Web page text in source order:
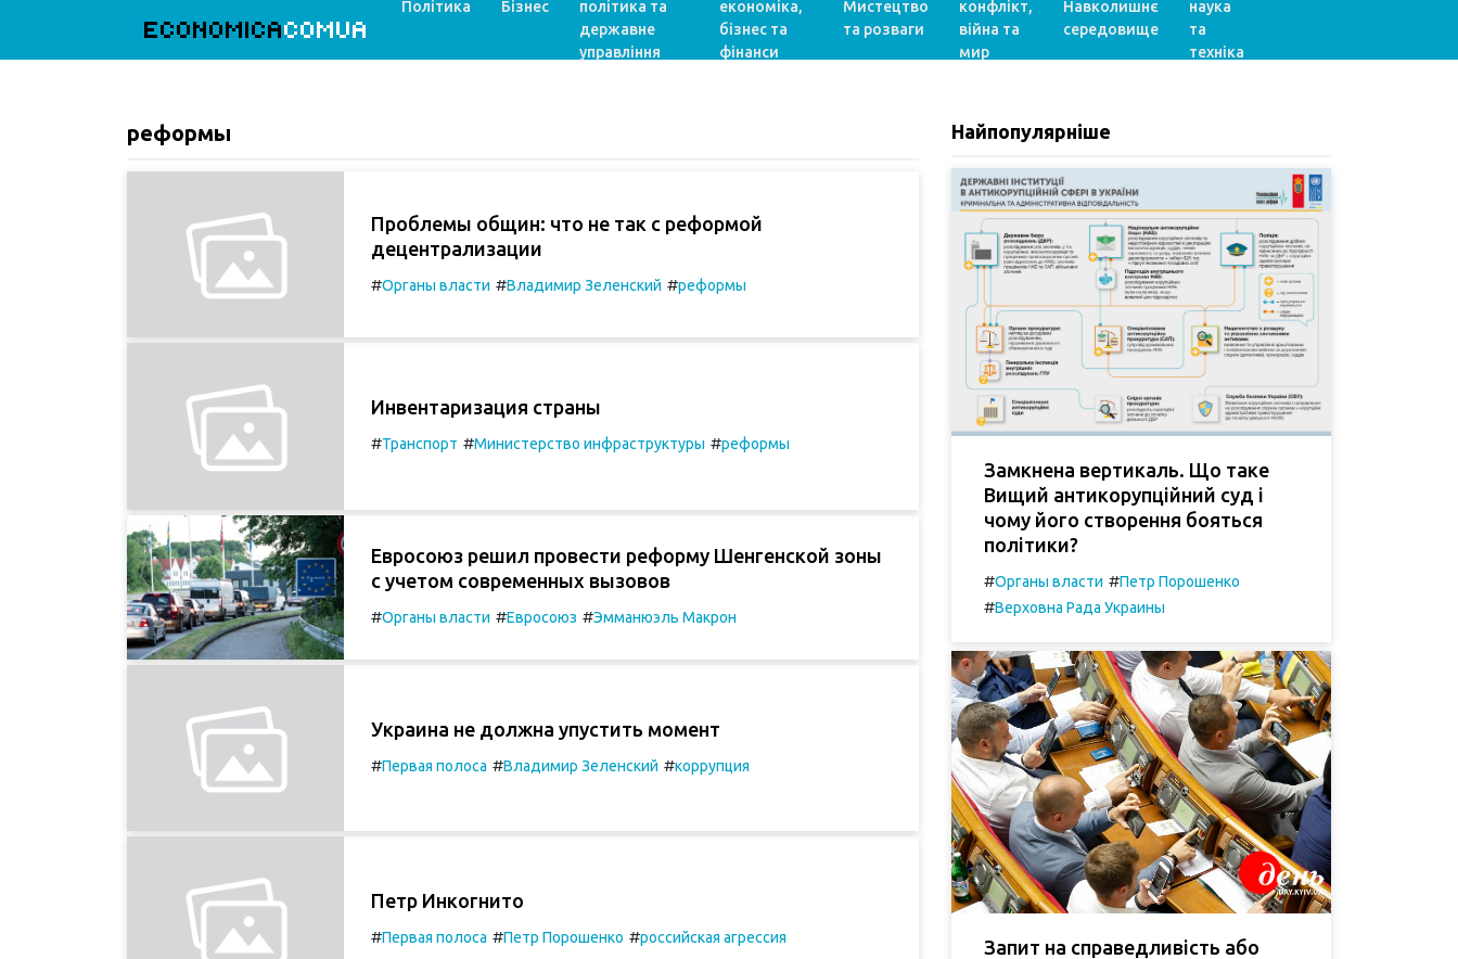
ECONOMICACOMUA
Політика Бізнес
політика та
державне
управління
економіка,
бізнес та
фінанси
Мистецтво
та розваги
конфлікт,
війна та
мир
Навколишнє
середовище
наука
та
техніка
реформы
Проблемы общин: что не так с реформой
децентрализации
#Органы власти #Владимир Зеленский #реформы
Инвентаризация страны
#Транспорт #Министерство инфраструктуры #реформы
Евросоюз решил провести реформу Шенгенской зоны
с учетом современных вызовов
#Органы власти #Евроcоюз #Эмманюэль Макрон
Украина не должна упустить момент
#Первая полоса #Владимир Зеленский #коррупция
Петр Инкогнито
#Первая полоса #Петр Порошенко #российская агрессия
Найпопулярніше
Замкнена вертикаль. Що таке
Вищий антикорупційний суд і
чому його створення бояться
політики?
#Органы власти #Петр Порошенко
#Верховна Рада Украины
Запит на справедливість або